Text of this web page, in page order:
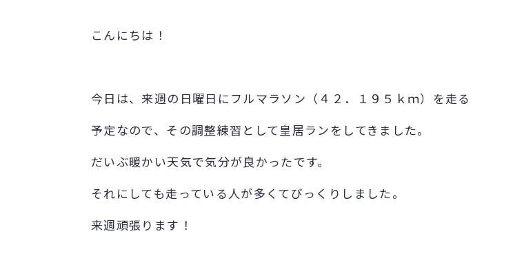
こんにちは！
今日は、来週の日曜日にフルマラソン（４２．１９５ｋｍ）を走る
予定なので、その調整練習として皇居ランをしてきました。
だいぶ暖かい天気で気分が良かったです。
それにしても走っている人が多くてびっくりしました。
来週頑張ります！